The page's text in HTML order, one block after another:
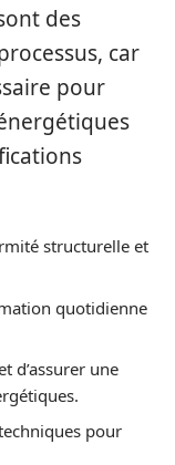
des
car
pour
structurelle et
quotidienne
d’assurer une
pour